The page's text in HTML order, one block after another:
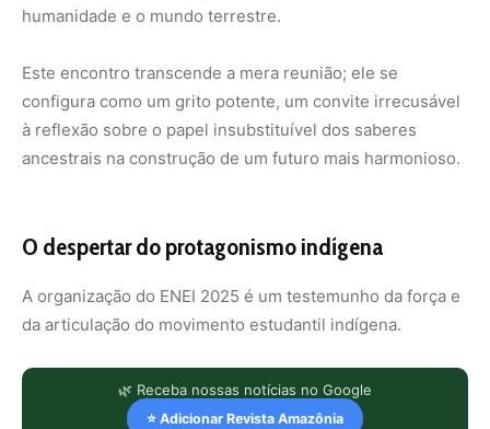
humanidade e o mundo terrestre.
Este encontro transcende a mera reunião; ele se
configura como um grito potente, um convite irrecusável
à reflexão sobre o papel insubstituível dos saberes
ancestrais na construção de um futuro mais harmonioso.
O despertar do protagonismo indígena
A organização do ENEI 2025 é um testemunho da força e
da articulação do movimento estudantil indígena.
🌿 Receba nossas notícias no Google
⭐ Adicionar Revista Amazônia